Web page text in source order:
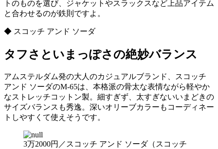
トのものを選び、ジャケットやスラックスなど上品アイテム
と合わせるのが鉄則ですよ。
◆ スコッチ アンド ソーダ
タフさといまっぽさの絶妙バランス
アムステルダム発の大人のカジュアルブランド、スコッチ
アンド ソーダのM-65は、本格派の骨太な表情ながら軽やか
なストレッチコットン製。細すぎず、太すぎないいまどきの
サイズバランスも秀逸。深いオリーブカラーもコーディネー
トしやすくて使えそうです。
3万2000円／スコッチ アンド ソーダ（スコッチ